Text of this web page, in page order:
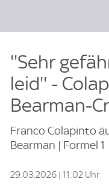
''Sehr
leid'' -
Bearman-
Franco Colapinto
Bearman | Formel 1
29.03.2026 | 11:02 Uhr